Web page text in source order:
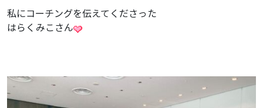
私にコーチングを伝えてくださった
はらくみこさん